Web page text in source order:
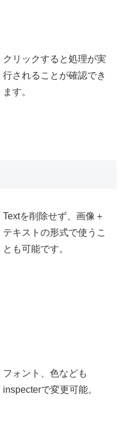
クリックすると処理が実
行されることが確認でき
ます。
Textを削除せず、画像＋
テキストの形式で使うこ
とも可能です。
フォント、色なども
inspecterで変更可能。